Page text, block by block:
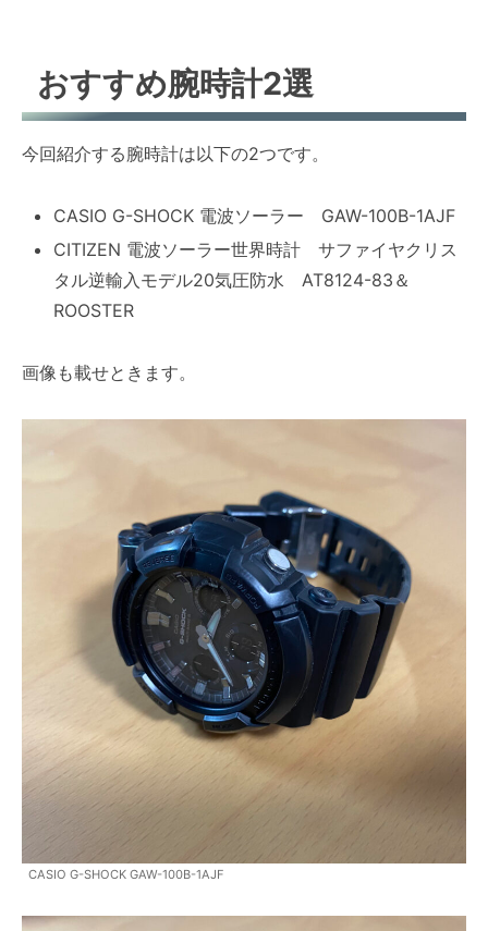
おすすめ腕時計2選
今回紹介する腕時計は以下の2つです。
CASIO G-SHOCK 電波ソーラー GAW-100B-1AJF
CITIZEN 電波ソーラー世界時計 サファイヤクリス
タル逆輸入モデル20気圧防水 AT8124-83＆
ROOSTER
画像も載せときます。
CASIO G-SHOCK GAW-100B-1AJF